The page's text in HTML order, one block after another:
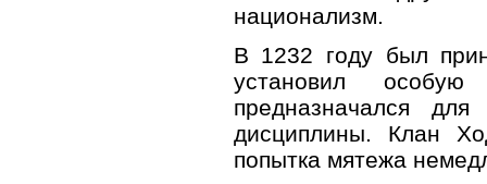
национализм.
В 1232 году был
установил
предназначался
дисциплины. Клан
попытка мятежа